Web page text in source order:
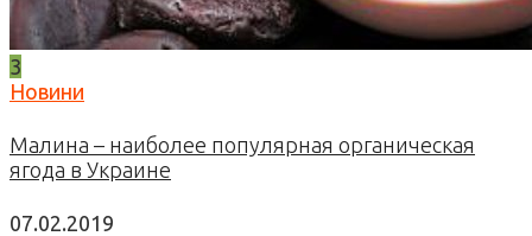
3
Новини
Малина – наиболее популярная органическая
ягода в Украине
07.02.2019